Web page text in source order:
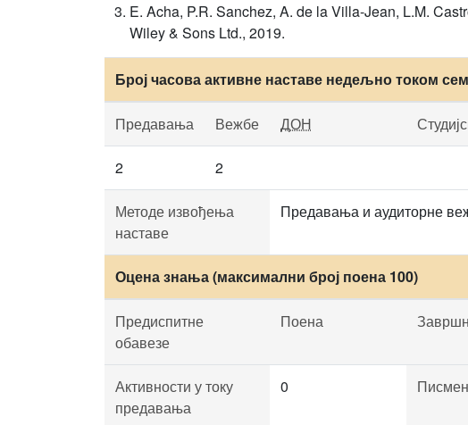
E. Acha, P.R. Sanchez, A. de la Villa-Jean, L.M.
Wiley & Sons Ltd., 2019.
Број часова активне наставе недељно током
Предавања Вежбе ДОН
2 2
Методе извођења
наставе
Предавања и аудиторне
Оцена знања (максимални број поена 100)
Предиспитне
обавезе
Поена
Активности у току
предавања
0